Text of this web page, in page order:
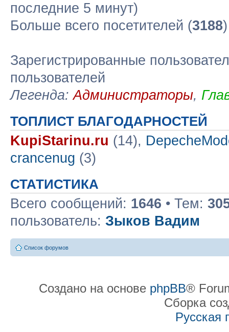
последние 5 минут)
Больше всего посетителей (3188
Зарегистрированные
пользователей
Легенда:Администраторы,
ТОПЛИСТ БЛАГОДАРНОСТЕЙ
KupiStarinu.ru (14),
crancenug (3)
СТАТИСТИКА
Всего сообщений: 1646 • Тем:
пользователь: Зыков Вадим
Список форумов
Создано на основе phpBB®
Сборка
Русская